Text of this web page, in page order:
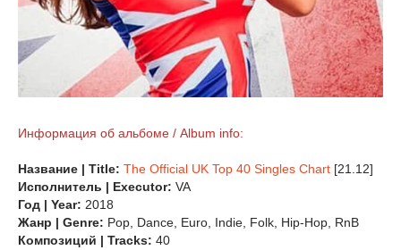
Информация об альбоме / Album info:
Название | Title: The Official UK Top 40 Singles Chart [21.12]
Исполнитель | Executor: VA
Год | Year: 2018
Жанр | Genre: Pop, Dance, Euro, Indie, Folk, Hip-Hop, RnB
Композиций | Tracks: 40